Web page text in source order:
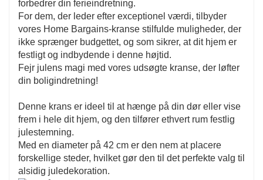
forbedrer din ferieindretning.
For dem, der leder efter exceptionel værdi, tilbyder
vores Home Bargains-kranse stilfulde muligheder, der
ikke sprænger budgettet, og som sikrer, at dit hjem er
festligt og indbydende i denne højtid.
Fejr julens magi med vores udsøgte kranse, der løfter
din boligindretning!
Denne krans er ideel til at hænge på din dør eller vise
frem i hele dit hjem, og den tilfører ethvert rum festlig
julestemning.
Med en diameter på 42 cm er den nem at placere
forskellige steder, hvilket gør den til det perfekte valg til
alsidig juledekoration.